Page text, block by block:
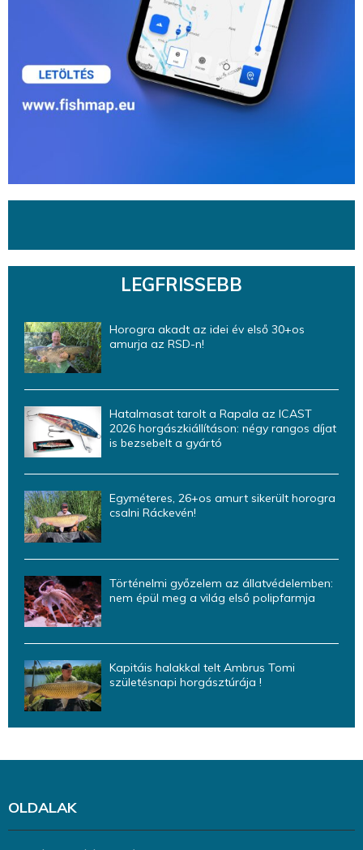
LEGFRISSEBB
Horogra akadt az idei év első 30+os
amurja az RSD-n!
Hatalmasat tarolt a Rapala az ICAST
2026 horgászkiállításon: négy rangos díjat
is bezsebelt a gyártó
Egyméteres, 26+os amurt sikerült horogra
csalni Ráckevén!
Történelmi győzelem az állatvédelemben:
nem épül meg a világ első polipfarmja
Kapitáis halakkal telt Ambrus Tomi
születésnapi horgásztúrája !
OLDALAK